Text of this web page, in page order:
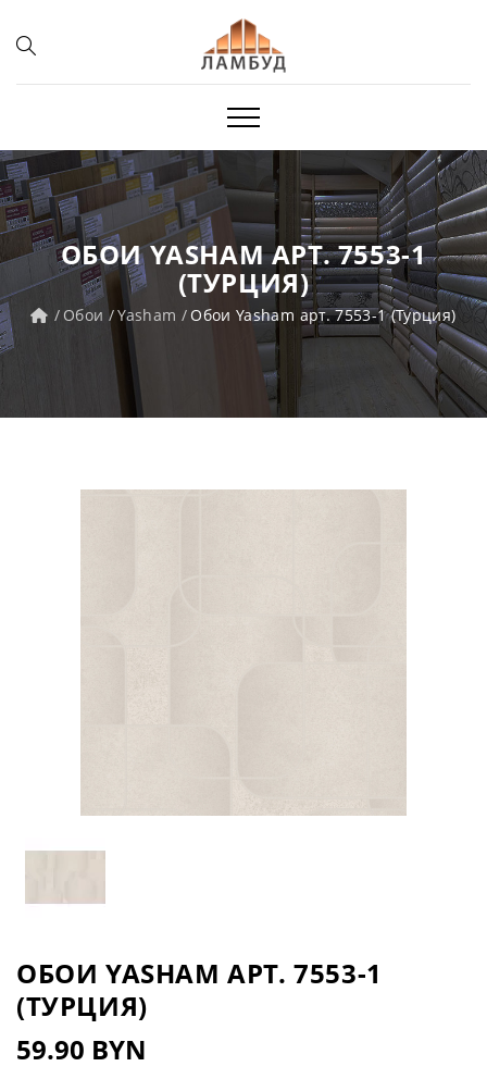
ОБОИ YASHAM АРТ. 7553-1
(ТУРЦИЯ)
Обои Yasham Обои Yasham арт. 7553-1 (Турция)
ОБОИ YASHAM АРТ. 7553-1
(ТУРЦИЯ)
59.90 BYN